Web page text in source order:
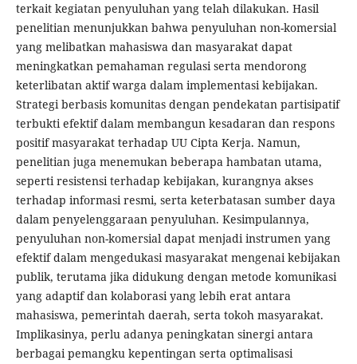
terkait kegiatan penyuluhan yang telah dilakukan. Hasil
penelitian menunjukkan bahwa penyuluhan non-komersial
yang melibatkan mahasiswa dan masyarakat dapat
meningkatkan pemahaman regulasi serta mendorong
keterlibatan aktif warga dalam implementasi kebijakan.
Strategi berbasis komunitas dengan pendekatan partisipatif
terbukti efektif dalam membangun kesadaran dan respons
positif masyarakat terhadap UU Cipta Kerja. Namun,
penelitian juga menemukan beberapa hambatan utama,
seperti resistensi terhadap kebijakan, kurangnya akses
terhadap informasi resmi, serta keterbatasan sumber daya
dalam penyelenggaraan penyuluhan. Kesimpulannya,
penyuluhan non-komersial dapat menjadi instrumen yang
efektif dalam mengedukasi masyarakat mengenai kebijakan
publik, terutama jika didukung dengan metode komunikasi
yang adaptif dan kolaborasi yang lebih erat antara
mahasiswa, pemerintah daerah, serta tokoh masyarakat.
Implikasinya, perlu adanya peningkatan sinergi antara
berbagai pemangku kepentingan serta optimalisasi